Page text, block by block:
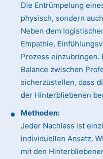
Die Entrümpelung
physisch, sondern
Neben dem
Empathie,
Prozess
Balance zwischen
sicherzustellen, dass
der Hinterbliebenen
Methoden:
Jeder Nachlass ist
individuellen Ansatz.
mit den